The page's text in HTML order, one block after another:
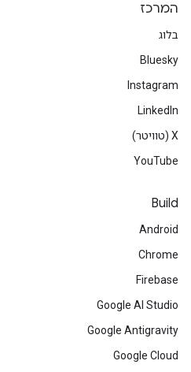
המרכז
בלוג
Bluesky
Instagram
LinkedIn
‫X (טוויטר)
YouTube
Build
Android
Chrome
Firebase
Google AI Studio
Google Antigravity
Google Cloud